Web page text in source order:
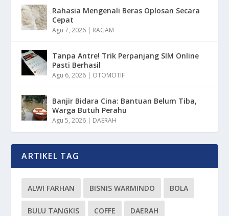
Rahasia Mengenali Beras Oplosan Secara
Cepat
Agu 7, 2026 | RAGAM
Tanpa Antre! Trik Perpanjang SIM Online
Pasti Berhasil
Agu 6, 2026 | OTOMOTIF
Banjir Bidara Cina: Bantuan Belum Tiba,
Warga Butuh Perahu
Agu 5, 2026 | DAERAH
ARTIKEL TAG
ALWI FARHAN BISNIS WARMINDO BOLA
BULU TANGKIS COFFE DAERAH